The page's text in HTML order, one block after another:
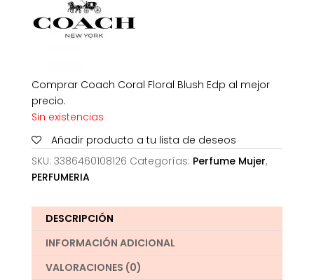
Comprar Coach Coral Floral Blush Edp al mejor
precio.
Sin existencias
Añadir producto a tu lista de deseos
SKU: 3386460108126 Categorías: Perfume Mujer,
PERFUMERIA
DESCRIPCIÓN
INFORMACIÓN ADICIONAL
VALORACIONES (0)